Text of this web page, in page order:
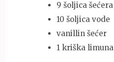
9 šoljica šećera
10 šoljica vode
vanillin šećer
1 kriška limuna